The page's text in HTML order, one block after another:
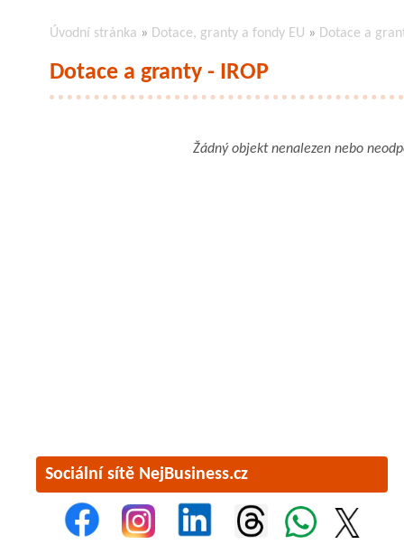
Úvodní stránka » Dotace, granty a fondy EU » Dotace a
Dotace a granty - IROP
Žádný objekt nenalezen nebo
Sociální sítě NejBusiness.cz